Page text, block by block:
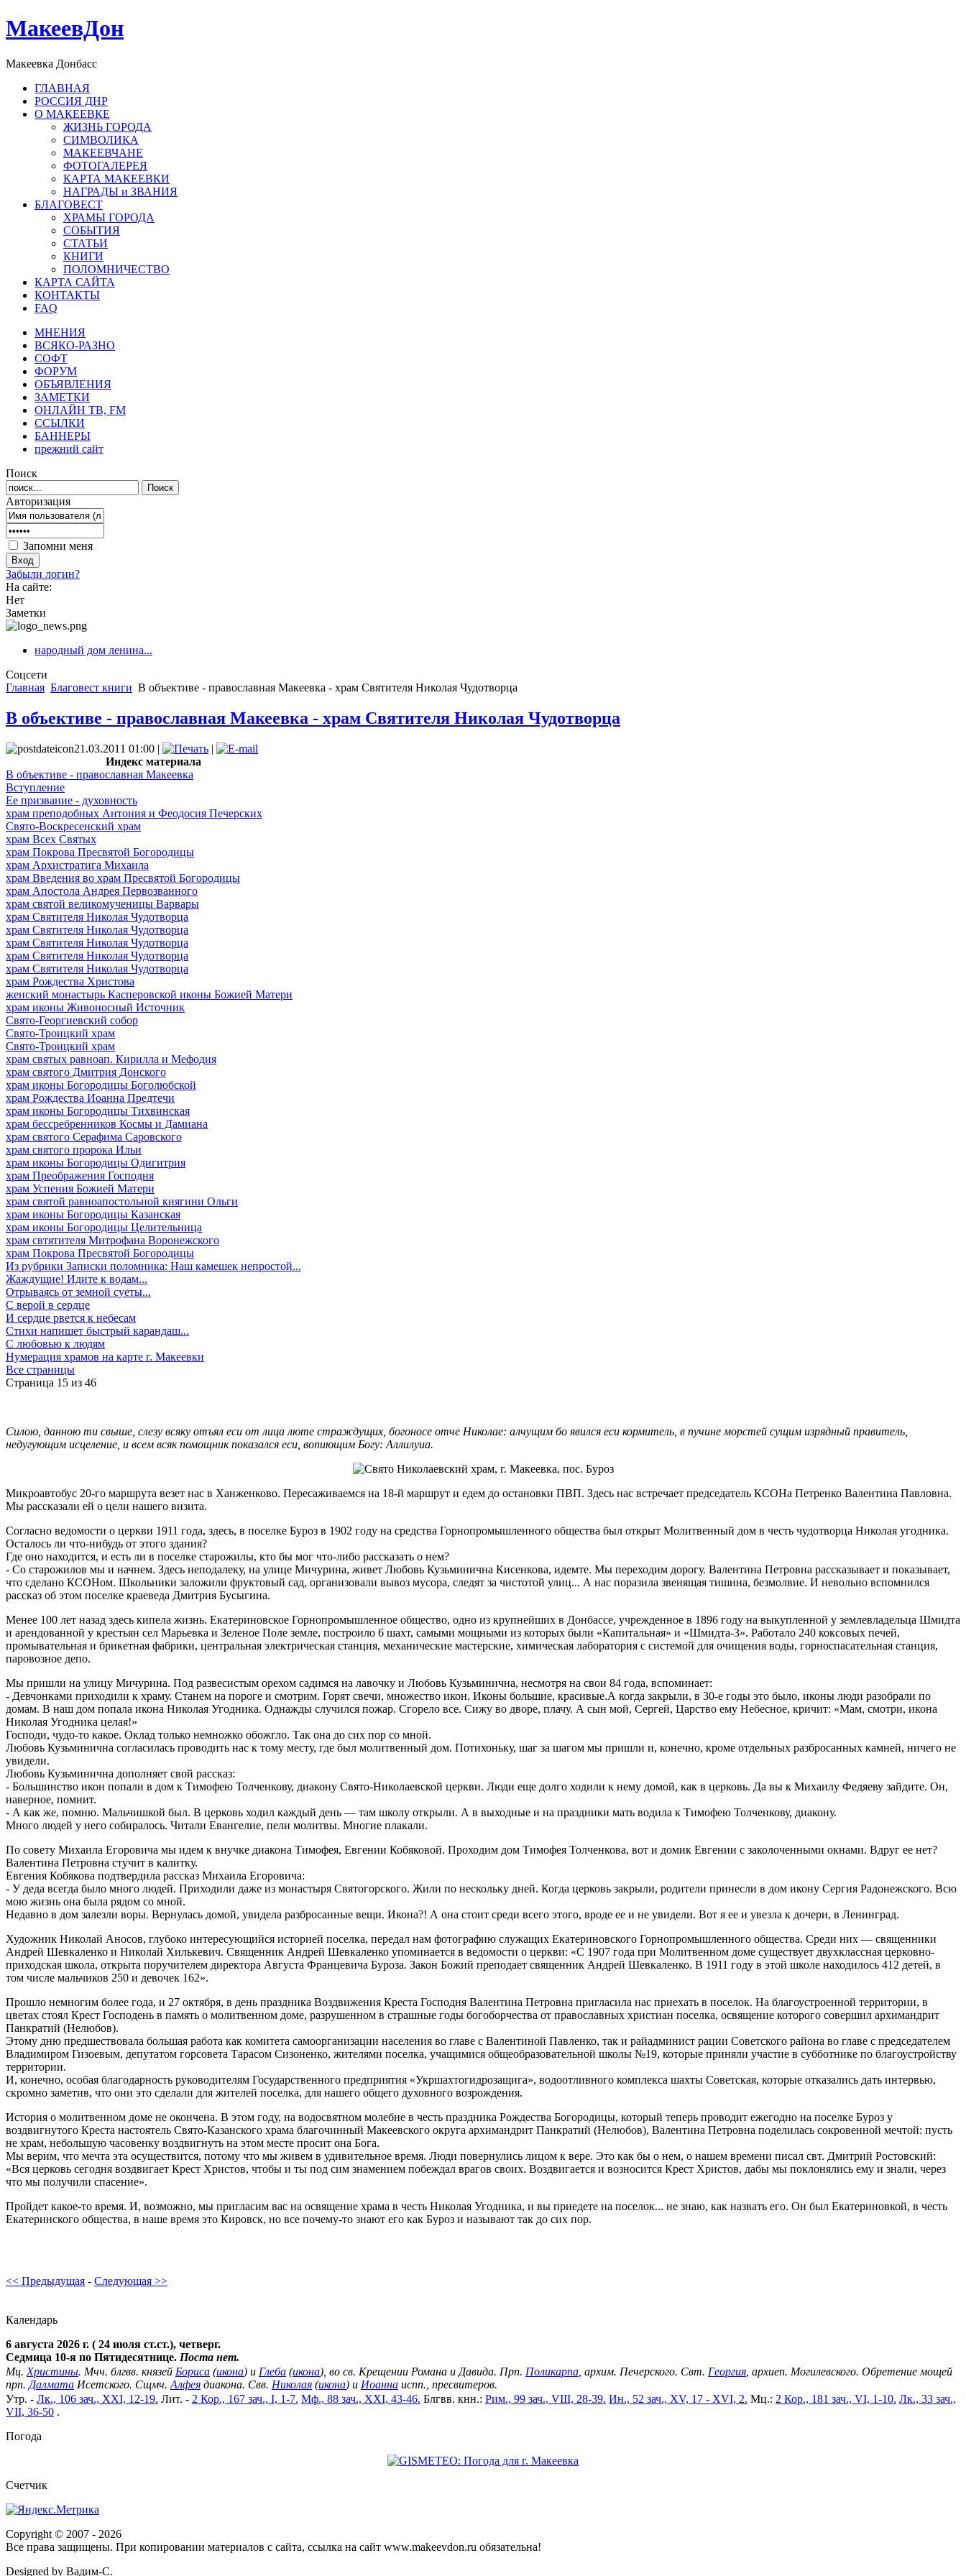
МакеевДон
Макеевка Донбасс
ГЛАВНАЯ
РОССИЯ ДНР
О МАКЕЕВКЕ
ЖИЗНЬ ГОРОДА
СИМВОЛИКА
МАКЕЕВЧАНЕ
ФОТОГАЛЕРЕЯ
КАРТА МАКЕЕВКИ
НАГРАДЫ и ЗВАНИЯ
БЛАГОВЕСТ
ХРАМЫ ГОРОДА
СОБЫТИЯ
СТАТЬИ
КНИГИ
ПОЛОМНИЧЕСТВО
КАРТА САЙТА
КОНТАКТЫ
FAQ
МНЕНИЯ
ВСЯКО-РАЗНО
СОФТ
ФОРУМ
ОБЪЯВЛЕНИЯ
ЗАМЕТКИ
ОНЛАЙН ТВ, FM
ССЫЛКИ
БАННЕРЫ
прежний сайт
Поиск
Авторизация
Запомни меня
Забыли логин?
На сайте:
Нет
Заметки
народный дом ленина...
Соцсети
Главная Благовест книги В объективе - православная Макеевка - храм Святителя Николая Чудотворца
В объективе - православная Макеевка - храм Святителя Николая Чудотворца
21.03.2011 01:00 |
|
Индекс материала
В объективе - православная Макеевка
Вступление
Ее призвание - духовность
храм преподобных Антония и Феодосия Печерских
Свято-Воскресенский храм
храм Всех Святых
храм Покрова Пресвятой Богородицы
храм Архистратига Михаила
храм Введения во храм Пресвятой Богородицы
храм Апостола Андрея Первозванного
храм святой великомученицы Варвары
храм Святителя Николая Чудотворца
храм Святителя Николая Чудотворца
храм Святителя Николая Чудотворца
храм Святителя Николая Чудотворца
храм Святителя Николая Чудотворца
храм Рождества Христова
женский монастырь Касперовской иконы Божией Матери
храм иконы Живоносный Источник
Свято-Георгиевский собор
Свято-Троицкий храм
Свято-Троицкий храм
храм святых равноап. Кирилла и Мефодия
храм святого Дмитрия Донского
храм иконы Богородицы Боголюбской
храм Рождества Иоанна Предтечи
храм иконы Богородицы Тихвинская
храм бессребренников Космы и Дамиана
храм святого Серафима Саровского
храм святого пророка Ильи
храм иконы Богородицы Одигитрия
храм Преображения Господня
храм Успения Божией Матери
храм святой равноапостольной княгини Ольги
храм иконы Богородицы Казанская
храм иконы Богородицы Целительница
храм свтятителя Митрофана Воронежского
храм Покрова Пресвятой Богородицы
Из рубрики Записки поломника: Наш камешек непростой...
Жаждущие! Идите к водам...
Отрываясь от земной суеты...
С верой в сердце
И сердце рвется к небесам
Стихи напишет быстрый карандаш...
С любовью к людям
Нумерация храмов на карте г. Макеевки
Все страницы
Страница 15 из 46
Силою, данною ти свыше, слезу всяку отъял еси от лица люте страждущих, богоносе отче Николае: алчущим бо явился еси кормитель, в пучине морстей сущим изрядный правитель,
недугующим исцеление, и всем всяк помощник показался еси, вопиющим Богу: Аллилуиа.
Микроавтобус 20-го маршрута везет нас в Ханженково. Пересаживаемся на 18-й маршрут и едем до остановки ПВП. Здесь нас встречает председатель КСОНа Петренко Валентина Павловна.
Мы рассказали ей о цели нашего визита.
Согласно ведомости о церкви 1911 года, здесь, в поселке Буроз в 1902 году на средства Горнопромышленного общества был открыт Молитвенный дом в честь чудотворца Николая угодника.
Осталось ли что-нибудь от этого здания?
Где оно находится, и есть ли в поселке старожилы, кто бы мог что-либо рассказать о нем?
- Со старожилов мы и начнем. Здесь неподалеку, на улице Мичурина, живет Любовь Кузьминична Кисенкова, идемте. Мы переходим дорогу. Валентина Петровна рассказывает и показывает,
что сделано КСОНом. Школьники заложили фруктовый сад, организовали вывоз мусора, следят за чистотой улиц... А нас поразила звенящая тишина, безмолвие. И невольно вспомнился
рассказ об этом поселке краеведа Дмитрия Бусыгина.
Менее 100 лет назад здесь кипела жизнь. Екатериновское Горнопромышленное общество, одно из крупнейших в Донбассе, учрежденное в 1896 году на выкупленной у землевладельца Шмидта
и арендованной у крестьян сел Марьевка и Зеленое Поле земле, построило 6 шахт, самыми мощными из которых были «Капитальная» и «Шмидта-3». Работало 240 коксовых печей,
промывательная и брикетная фабрики, центральная электрическая станция, механические мастерские, химическая лаборатория с системой для очищения воды, горноспасательная станция,
паровозное депо.
Мы пришли на улицу Мичурина. Под развесистым орехом садимся на лавочку и Любовь Кузьминична, несмотря на свои 84 года, вспоминает:
- Девчонками приходили к храму. Станем на пороге и смотрим. Горят свечи, множество икон. Иконы большие, красивые.А когда закрыли, в 30-е годы это было, иконы люди разобрали по
домам. В наш дом попала икона Николая Угодника. Однажды случился пожар. Сгорело все. Сижу во дворе, плачу. А сын мой, Сергей, Царство ему Небесное, кричит: «Мам, смотри, икона
Николая Угодника целая!»
Господи, чудо-то какое. Оклад только немножко обожгло. Так она до сих пор со мной.
Любовь Кузьминична согласилась проводить нас к тому месту, где был молитвенный дом. Потихоньку, шаг за шагом мы пришли и, конечно, кроме отдельных разбросанных камней, ничего не
увидели.
Любовь Кузьминична дополняет свой рассказ:
- Большинство икон попали в дом к Тимофею Толченкову, диакону Свято-Николаевской церкви. Люди еще долго ходили к нему домой, как в церковь. Да вы к Михаилу Федяеву зайдите. Он,
наверное, помнит.
- А как же, помню. Мальчишкой был. В церковь ходил каждый день — там школу открыли. А в выходные и на праздники мать водила к Тимофею Толченкову, диакону.
Много людей у него собиралось. Читали Евангелие, пели молитвы. Многие плакали.
По совету Михаила Егоровича мы идем к внучке диакона Тимофея, Евгении Кобяковой. Проходим дом Тимофея Толченкова, вот и домик Евгении с заколоченными окнами. Вдруг ее нет?
Валентина Петровна стучит в калитку.
Евгения Кобякова подтвердила рассказ Михаила Егоровича:
- У деда всегда было много людей. Приходили даже из монастыря Святогорского. Жили по нескольку дней. Когда церковь закрыли, родители принесли в дом икону Сергия Радонежского. Всю
мою жизнь она была рядом со мной.
Недавно в дом залезли воры. Вернулась домой, увидела разбросанные вещи. Икона?! А она стоит среди всего этого, вроде ее и не увидели. Вот я ее и увезла к дочери, в Ленинград.
Художник Николай Аносов, глубоко интересующийся историей поселка, передал нам фотографию служащих Екатериновского Горнопромышленного общества. Среди них — священники
Андрей Шевкаленко и Николай Хилькевич. Священник Андрей Шевкаленко упоминается в ведомости о церкви: «С 1907 года при Молитвенном доме существует двухклассная церковно-
приходская школа, открыта поручителем директора Августа Францевича Буроза. Закон Божий преподает священник Андрей Шевкаленко. В 1911 году в этой школе находилось 412 детей, в
том числе мальчиков 250 и девочек 162».
Прошло немногим более года, и 27 октября, в день праздника Воздвижения Креста Господня Валентина Петровна пригласила нас приехать в поселок. На благоустроенной территории, в
цветах стоял Крест Господень в память о молитвенном доме, разрушенном в страшные годы богоборчества от православных христиан поселка, освящение которого совершил архимандрит
Панкратий (Нелюбов).
Этому дню предшествовала большая работа как комитета самоорганизации населения во главе с Валентиной Павленко, так и райадминист рации Советского района во главе с председателем
Владимиром Гизоевым, депутатом горсовета Тарасом Сизоненко, жителями поселка, учащимися общеобразовательной школы №19, которые приняли участие в субботнике по благоустройству
территории.
И, конечно, особая благодарность руководителям Государственного предприятия «Укршахтогидрозащига», водоотливного комплекса шахты Советская, которые отказались дать интервью,
скромно заметив, что они это сделали для жителей поселка, для нашего общего духовного возрождения.
История о молитвенном доме не окончена. В этом году, на водосвятном молебне в честь праздника Рождества Богородицы, который теперь проводит ежегодно на поселке Буроз у
воздвигнутого Креста настоятель Свято-Казанского храма благочинный Макеевского округа архимандрит Панкратий (Нелюбов), Валентина Петровна поделилась сокровенной мечтой: пусть
не храм, небольшую часовенку воздвигнуть на этом месте просит она Бога.
Мы верим, что мечта эта осуществится, потому что мы живем в удивительное время. Люди повернулись лицом к вере. Это как бы о нем, о нашем времени писал свт. Дмитрий Ростовский:
«Вся церковь сегодня воздвигает Крест Христов, чтобы и ты под сим знамением побеждал врагов своих. Воздвигается и возносится Крест Христов, дабы мы поклонялись ему и знали, через
что мы получили спасение».
Пройдет какое-то время. И, возможно, мы пригласим вас на освящение храма в честь Николая Угодника, и вы приедете на поселок... не знаю, как назвать его. Он был Екатериновкой, в честь
Екатеринского общества, в наше время это Кировск, но все почему-то знают его как Буроз и называют так до сих пор.
<< Предыдущая - Следующая >>
Календарь
6 августа 2026 г. ( 24 июля ст.ст.), четверг.
Седмица 10-я по Пятидесятнице. Поста нет.
Мц. Христины. Мчч. блгвв. князей Бориса (икона) и Глеба (икона), во св. Крещении Романа и Давида. Прп. Поликарпа , архим. Печерского. Свт. Георгия , архиеп. Могилевского. Обретение мощей
прп. Далмата Исетского. Сщмч. Алфея диакона. Свв. Николая (икона) и Иоанна испп., пресвитеров.
Утр. - Лк., 106 зач., XXI, 12-19. Лит. - 2 Кор., 167 зач., I, 1-7. Мф., 88 зач., XXI, 43-46. Блгвв. кнн.: Рим., 99 зач., VIII, 28-39. Ин., 52 зач., XV, 17 - XVI, 2. Мц.: 2 Кор., 181 зач., VI, 1-10. Лк., 33 зач.,
VII, 36-50 .
Погода
Cчетчик
Copyright © 2007 - 2026
Все права защищены. При копировании материалов с сайта, ссылка на сайт www.makeevdon.ru обязательна!
Designed by Вадим-С.